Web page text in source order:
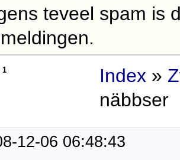
teveel spam is
1 Index »
näbbser
12-06 06:48:43